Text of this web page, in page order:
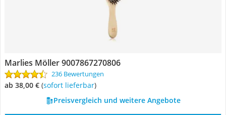
Marlies Möller 9007867270806
236 Bewertungen
ab 38,00 € ( Sofort lieferbar)
Preisvergleich und weitere Angebote